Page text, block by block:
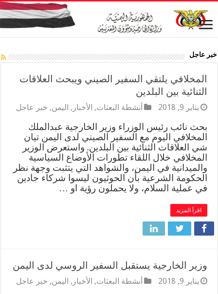
خبر عاجل
المخلافي يلتقي السفير الصيني ويبحث العلاقات
الثنائية بين البلدين
يناير 9, 2018 أنشطة البعثات, الأخبار , اليمن, خبر عاجل
بحث نائب رئيس الوزراء وزير الخارجية عبدالملك
المخلافي اليوم مع السفير الصيني لدى اليمن تيان
شي العلاقات الثنائية بين البلدين. واستعرض الوزير
المخلافي خلال اللقاء تطورات الأوضاع السياسية
والميدانية في اليمن، والشواهد التي يتثبت وجهة نظر
الحكومة الشرعية بأن الحوثيون ليسوا شركاء جادين
في عملية السلام، ولا يحملون رؤية او …
اقرأ المزيد
وزير الخارجية يستقبل السفير الروسي لدى اليمن
يناير 9, 2018 أنشطة البعثات, الأخبار , اليمن, خبر عاجل